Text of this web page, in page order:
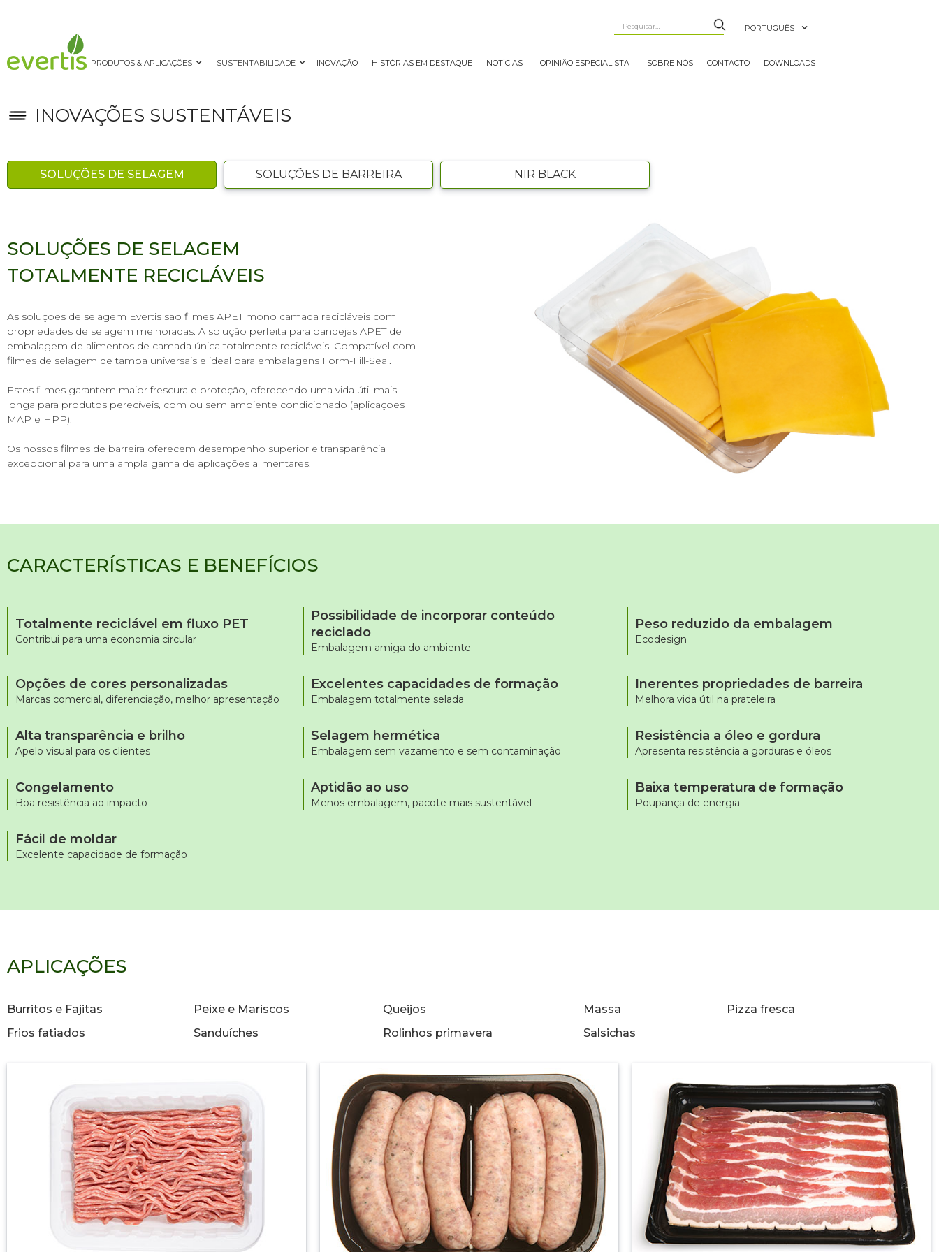
PORTUGUÊS
PRODUTOS & APLICAÇÕES SUSTENTABILIDADE INOVAÇÃO HISTÓRIAS EM DESTAQUE NOTÍCIAS OPINIÃO ESPECIALISTA SOBRE NÓS CONTACTO DOWNLOADS
INOVAÇÕES SUSTENTÁVEIS
SOLUÇÕES DE SELAGEM SOLUÇÕES DE BARREIRA NIR BLACK
SOLUÇÕES DE SELAGEM
TOTALMENTE RECICLÁVEIS
As soluções de selagem Evertis são filmes APET mono camada recicláveis com
propriedades de selagem melhoradas. A solução perfeita para bandejas APET de
embalagem de alimentos de camada única totalmente recicláveis. Compatível com
filmes de selagem de tampa universais e ideal para embalagens Form-Fill-Seal.
Estes filmes garantem maior frescura e proteção, oferecendo uma vida útil mais
longa para produtos perecíveis, com ou sem ambiente condicionado (aplicações
MAP e HPP).
Os nossos filmes de barreira oferecem desempenho superior e transparência
excepcional para uma ampla gama de aplicações alimentares.
CARACTERÍSTICAS E BENEFÍCIOS
Totalmente reciclável em fluxo PET
Contribui para uma economia circular
Possibilidade de incorporar conteúdo
reciclado
Embalagem amiga do ambiente
Peso reduzido da embalagem
Ecodesign
Opções de cores personalizadas
Marcas comercial, diferenciação, melhor apresentação
Excelentes capacidades de formação
Embalagem totalmente selada
Inerentes propriedades de barreira
Melhora vida útil na prateleira
Alta transparência e brilho
Apelo visual para os clientes
Selagem hermética
Embalagem sem vazamento e sem contaminação
Resistência a óleo e gordura
Apresenta resistência a gorduras e óleos
Congelamento
Boa resistência ao impacto
Aptidão ao uso
Menos embalagem, pacote mais sustentável
Baixa temperatura de formação
Poupança de energia
Fácil de moldar
Excelente capacidade de formação
APLICAÇÕES
Burritos e Fajitas
Frios fatiados
Peixe e Mariscos
Sanduíches
Queijos
Rolinhos primavera
Massa
Salsichas
Pizza fresca